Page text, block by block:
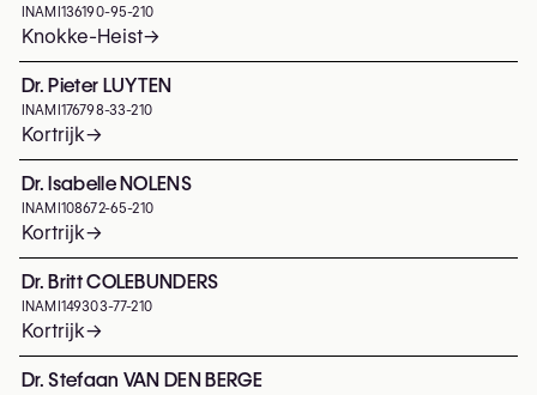
INAMI 136190-95-210
Knokke-Heist→
Dr. Pieter LUYTEN
INAMI 176798-33-210
Kortrijk→
Dr. Isabelle NOLENS
INAMI 108672-65-210
Kortrijk→
Dr. Britt COLEBUNDERS
INAMI 149303-77-210
Kortrijk→
Dr. Stefaan VAN DEN BERGE